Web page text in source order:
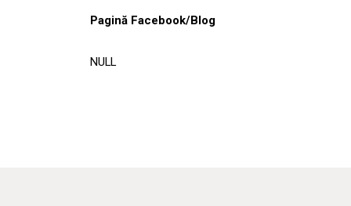
Pagină Facebook/Blog
NULL